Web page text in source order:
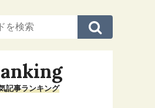
記事ランキング